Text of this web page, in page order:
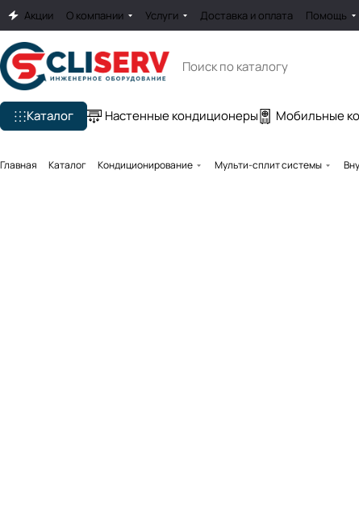
Акции О компании Услуги Доставка и оплата Помощь
Каталог Настенные кондиционеры Мобильные
Главная Каталог Кондиционирование Мульти-сплит системы